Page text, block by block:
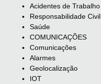
Acidentes de Trabalho
Responsabilidade Civil
Saúde
COMUNICAÇÕES
Comunicações
Alarmes
Geolocalização
IOT